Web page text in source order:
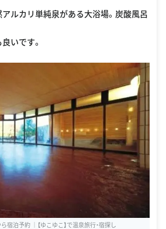
ルカリ単純泉がある大浴場。炭酸風呂
いです。
宿泊予約 ｜【ゆこゆこ】で温泉旅行・宿探し